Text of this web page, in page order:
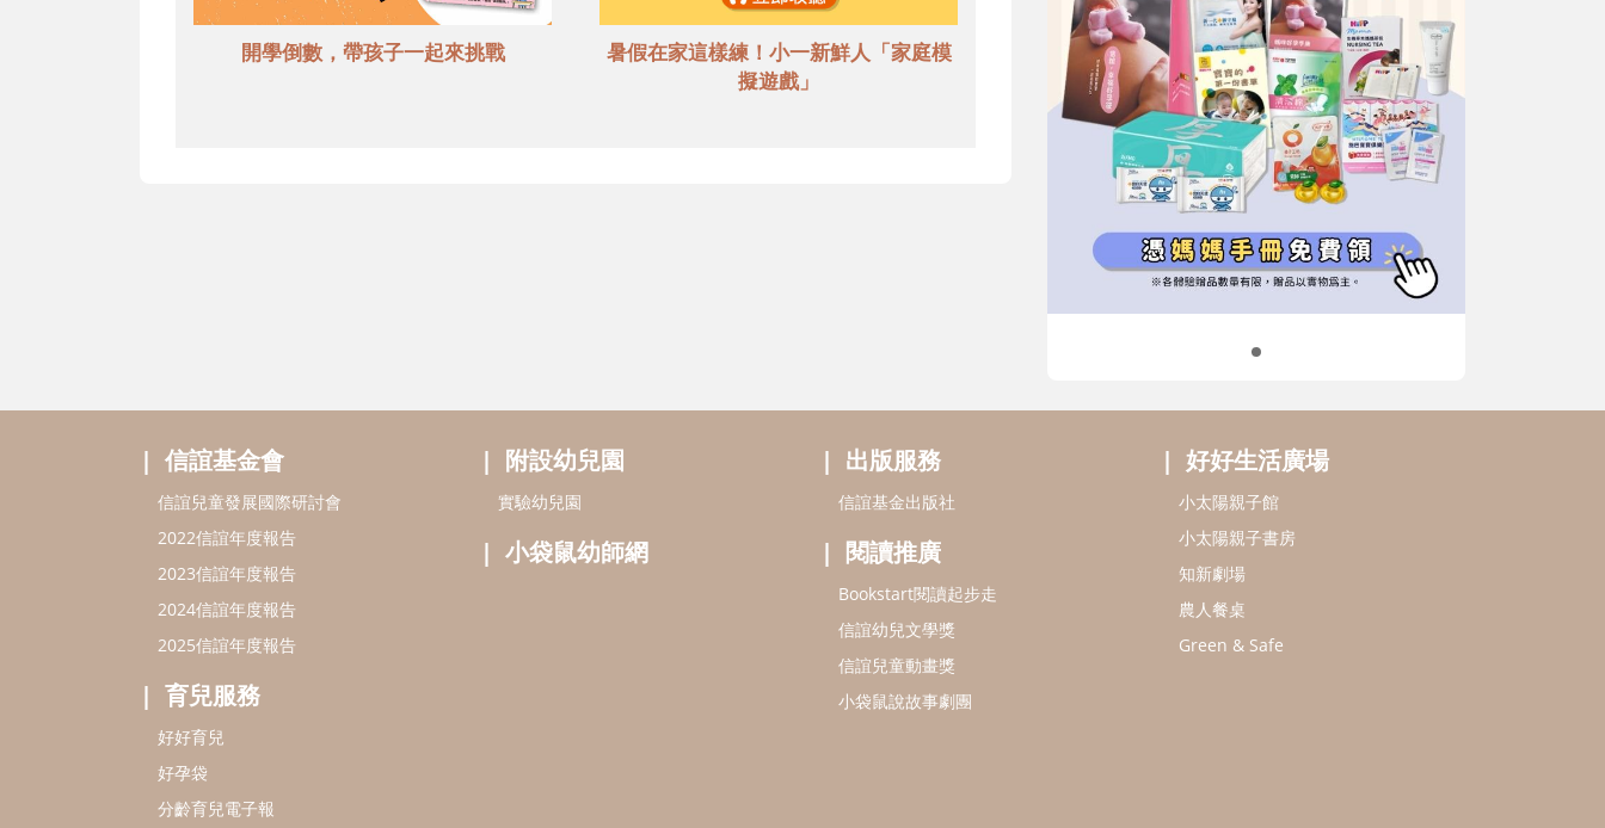
開學倒數，帶孩子一起來挑戰
暑假在家這樣練！小一新鮮人「家庭模
擬遊戲」
信誼基金會
信誼兒童發展國際研討會
2022信誼年度報告
2023信誼年度報告
2024信誼年度報告
2025信誼年度報告
育兒服務
好好育兒
好孕袋
分齡育兒電子報
附設幼兒園
實驗幼兒園
小袋鼠幼師網
出版服務
信誼基金出版社
閱讀推廣
Bookstart閱讀起步走
信誼幼兒文學獎
信誼兒童動畫獎
小袋鼠說故事劇團
好好生活廣場
小太陽親子館
小太陽親子書房
知新劇場
農人餐桌
Green & Safe